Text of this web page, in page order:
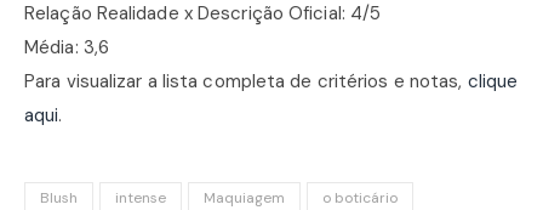
Relação Realidade x Descrição Oficial: 4/5
Média: 3,6
Para visualizar a lista completa de critérios e notas, clique
aqui.
Blush intense Maquiagem
o boticário